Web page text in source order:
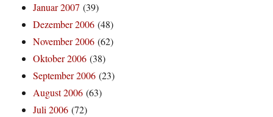
Januar 2007 (39)
Dezember 2006 (48)
November 2006 (62)
Oktober 2006 (38)
September 2006 (23)
August 2006 (63)
Juli 2006 (72)